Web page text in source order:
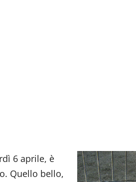
6 aprile, è
Quello bello,